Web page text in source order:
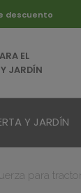
descuento
EL
JARDÍN
Y JARDÍN
para tractor